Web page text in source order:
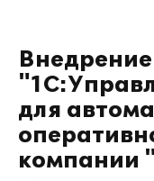
для
компании